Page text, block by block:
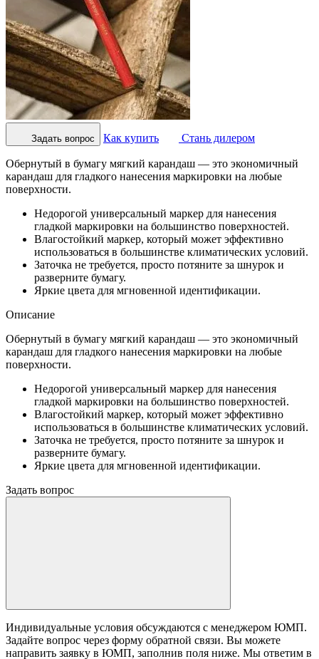
Задать вопрос Как купить Стань дилером
Обернутый в бумагу мягкий карандаш — это экономичный
карандаш для гладкого нанесения маркировки на любые
поверхности.
Недорогой универсальный маркер для нанесения
гладкой маркировки на большинство поверхностей.
Влагостойкий маркер, который может эффективно
использоваться в большинстве климатических условий.
Заточка не требуется, просто потяните за шнурок и
разверните бумагу.
Яркие цвета для мгновенной идентификации.
Описание
Обернутый в бумагу мягкий карандаш — это экономичный
карандаш для гладкого нанесения маркировки на любые
поверхности.
Недорогой универсальный маркер для нанесения
гладкой маркировки на большинство поверхностей.
Влагостойкий маркер, который может эффективно
использоваться в большинстве климатических условий.
Заточка не требуется, просто потяните за шнурок и
разверните бумагу.
Яркие цвета для мгновенной идентификации.
Задать вопрос
Индивидуальные условия обсуждаются с менеджером ЮМП.
Задайте вопрос через форму обратной связи. Вы можете
направить заявку в ЮМП, заполнив поля ниже. Mы ответим в